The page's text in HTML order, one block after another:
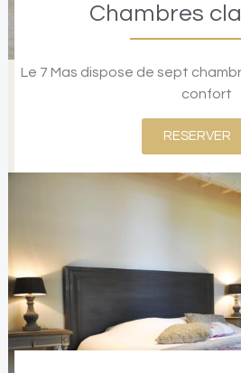
Chambres
Le 7 Mas dispose de sept
confort
RESERVER